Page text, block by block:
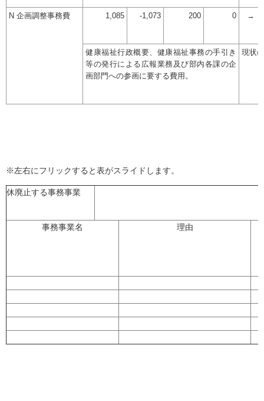
N 企画調整事務費 1,085 -1,073 200 0 →
健康福祉行政概要、健康福祉事務の手引き
等の発行による広報業務及び部内各課の企
画部門への参画に要する費用。
現状
※左右にフリックすると表がスライドします。
休廃止する事務事業
事務事業名 理由